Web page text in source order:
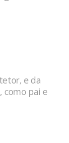
e da
como pai e